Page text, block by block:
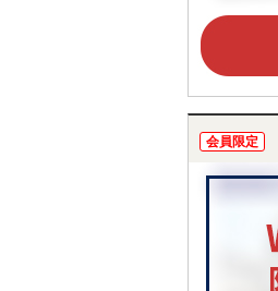
会員限定